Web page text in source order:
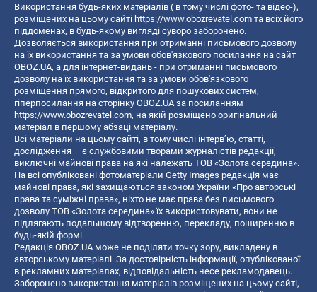
Використання будь-яких матеріалів ( в тому числі фото- та відео-),
розміщених на цьому сайті https://www.obozrevatel.com та всіх його
піддоменах, в будь-якому вигляді суворо заборонено.
Дозволяється використання при отриманні письмового дозволу
на їх використання та за умови обов'язкового посилання на сайт
OBOZ.UA, а для інтернет-видань - при отриманні письмового
дозволу на їх використання та за умови обов'язкового
розміщення прямого, відкритого для пошукових систем,
гіперпосилання на сторінку OBOZ.UA за посиланням
https://www.obozrevatel.com, на якій розміщено оригінальний
матеріал в першому абзаці матеріалу.
Всі матеріали на цьому сайті, в тому числі інтерв’ю, статті,
дослідження – є службовими творами журналістів редакції,
виключні майнові права на які належать ТОВ «Золота середина».
На всі опубліковані фотоматеріали Getty Images редакція має
майнові права, які захищаються законом України «Про авторські
права та суміжні права», ніхто не має права без письмового
дозволу ТОВ «Золота середина» їх використовувати, вони не
підлягають подальшому відтворенню, перекладу, поширенню в
будь-якій формі.
Редакція OBOZ.UA може не поділяти точку зору, викладену в
авторському матеріалі. За достовірність інформації, опублікованої
в рекламних матеріалах, відповідальність несе рекламодавець.
Заборонено використання матеріалів розміщених на цьому сайті,